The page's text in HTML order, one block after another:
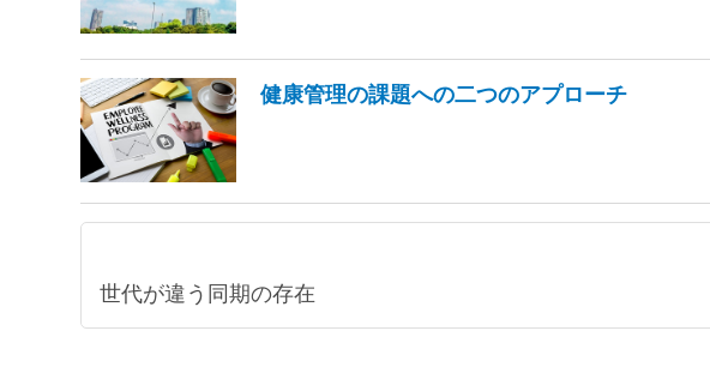
健康管理の課題への二つのアプローチ
世代が違う同期の存在